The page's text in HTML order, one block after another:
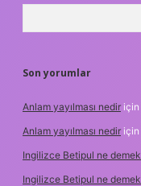
Son yorumlar
Anlam yayılması nedir için
Anlam yayılması nedir için
Ingilizce Betipul ne demek
Ingilizce Betipul ne demek